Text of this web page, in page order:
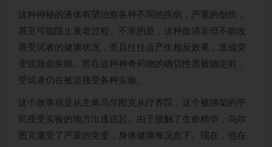
这种神秘的液体有望治愈各种不同的疾病，严重的创伤，
甚至可能阻止衰老过程。不幸的是，这种血清非但不能改
善受试者的健康状况，而且往往会产生相反效果，造成突
变或致命疾病。而在这种神奇药物的确切性质被确定前，
受试者仍在被迫接受各种实验。
这个故事就是从主角乌尔图克从疗养院，这个被绑架的平
民接受实验的地方出逃说起。由于接触了生命精华，乌尔
图克遭受了严重的突变，身体健康每况愈下。现在，他在